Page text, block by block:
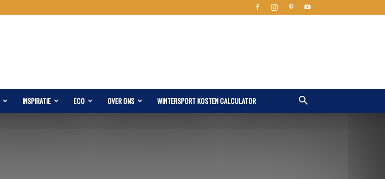
INSPIRATIE ECO OVER ONS WINTERSPORT KOSTEN CALCULATOR